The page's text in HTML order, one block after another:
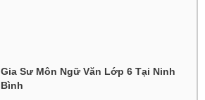
Gia Sư Môn Ngữ Văn Lớp 6 Tại Ninh
Bình